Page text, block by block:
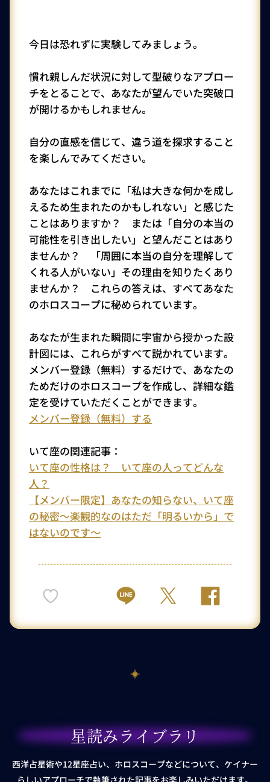
今日は恐れずに実験してみましょう。
慣れ親しんだ状況に対して型破りなアプロー
チをとることで、あなたが望んでいた突破口
が開けるかもしれません。
自分の直感を信じて、違う道を探求すること
を楽しんでみてください。
あなたはこれまでに「私は大きな何かを成し
えるため生まれたのかもしれない」と感じた
ことはありますか？ または「自分の本当の
可能性を引き出したい」と望んだことはあり
ませんか？ 「周囲に本当の自分を理解して
くれる人がいない」その理由を知りたくあり
ませんか？ これらの答えは、すべてあなた
のホロスコープに秘められています。
あなたが生まれた瞬間に宇宙から授かった設
計図には、これらがすべて説かれています。
メンバー登録（無料）するだけで、あなたの
ためだけのホロスコープを作成し、詳細な鑑
定を受けていただくことができます。
メンバー登録（無料）する
いて座の関連記事：
いて座の性格は？ いて座の人ってどんな
人？
【メンバー限定】あなたの知らない、いて座
の秘密～楽観的なのはただ「明るいから」で
はないのです～
星読みライブラリ
西洋占星術や12星座占い、ホロスコープなどについて、ケイナー
らしいアプローチで執筆された記事をお楽しみいただけます。